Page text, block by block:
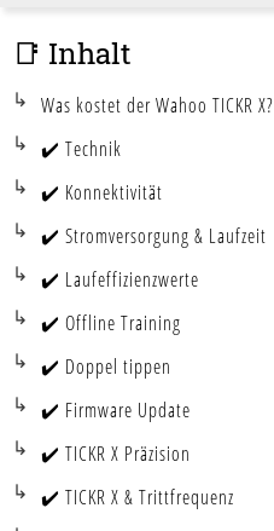
📑 Inhalt
Was kostet der Wahoo TICKR X?
✔️ Technik
✔️ Konnektivität
✔️ Stromversorgung & Laufzeit
✔️ Laufeffizienzwerte
✔️ Offline Training
✔️ Doppel tippen
✔️ Firmware Update
✔️ TICKR X Präzision
✔️ TICKR X & Trittfrequenz